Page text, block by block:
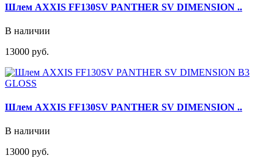
Шлем AXXIS FF130SV PANTHER SV DIMENSION ..
В наличии
13000 руб.
Шлем AXXIS FF130SV PANTHER SV DIMENSION ..
В наличии
13000 руб.